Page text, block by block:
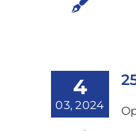
4
03, 2024